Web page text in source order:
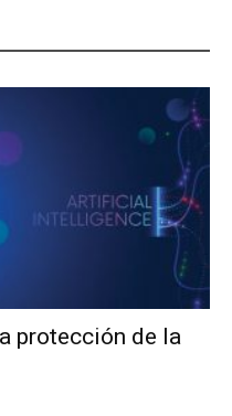
protección de la